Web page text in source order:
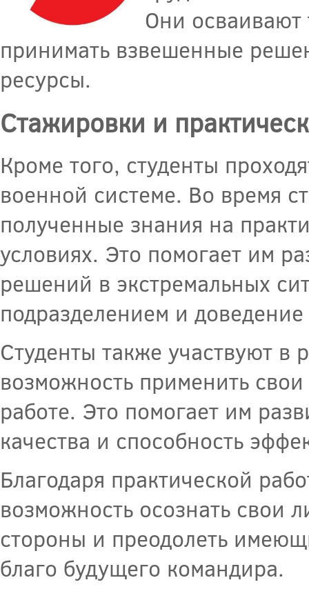
Они осваивают
принимать взвешенные
ресурсы.
Стажировки и
Кроме того, студенты
военной системе. Во время
полученные знания на
условиях. Это помогает им
решений в экстремальных
подразделением и
Студенты также участвуют
возможность применить
работе. Это помогает им
качества и способность
Благодаря практической
возможность осознать свои
стороны и преодолеть
благо будущего командира.